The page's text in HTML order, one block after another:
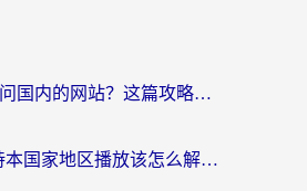
在国外不能访问国内的网站？这篇攻略帮你无缝连接家乡资源
芒果TV不支持本国家地区播放该怎么解决？海外党追剧看片的终极指南